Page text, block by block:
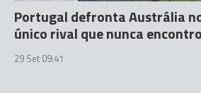
Portugal defronta Austrália
único rival que nunca
29 Set 09:41